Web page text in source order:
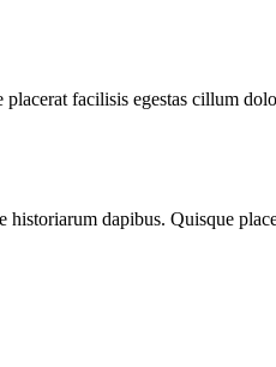
facilisis egestas cillum
dapibus. Quisque